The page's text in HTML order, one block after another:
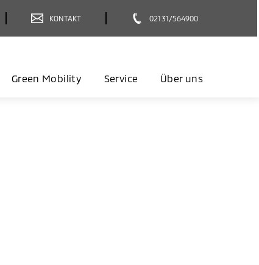
KONTAKT 02131/564900
Green Mobility Service Über uns